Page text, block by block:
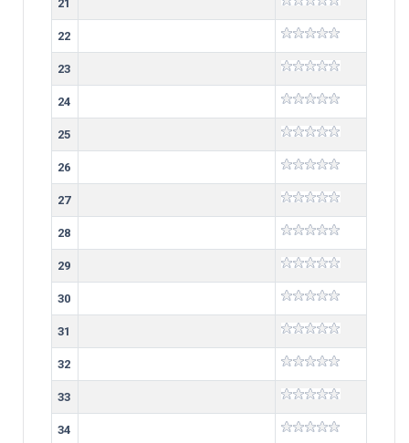
21
22
23
24
25
26
27
28
29
30
31
32
33
34